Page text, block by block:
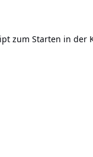
zum Starten in der